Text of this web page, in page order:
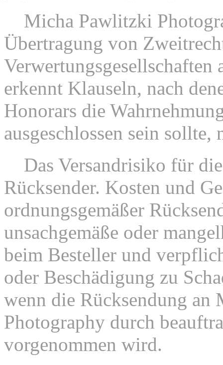
Micha Pawlitzki
Übertragung von
erkennt Klauseln, nach
Honorars die
ausgeschlossen sein sollte,
Das Versandrisiko für
Rücksender. Kosten und
ordnungsgemäßer
unsachgemäße oder
beim Besteller und
oder Beschädigung zu
wenn die Rücksendung an
Photography durch
vorgenommen wird.